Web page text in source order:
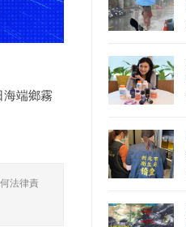
海端鄉霧
法律責